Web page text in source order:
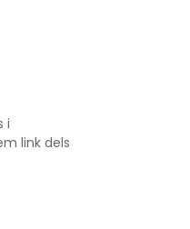
i
link dels